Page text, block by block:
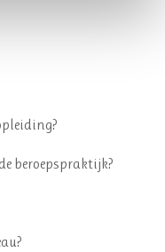
beroepspraktijk?